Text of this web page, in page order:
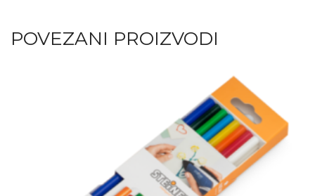
POVEZANI PROIZVODI